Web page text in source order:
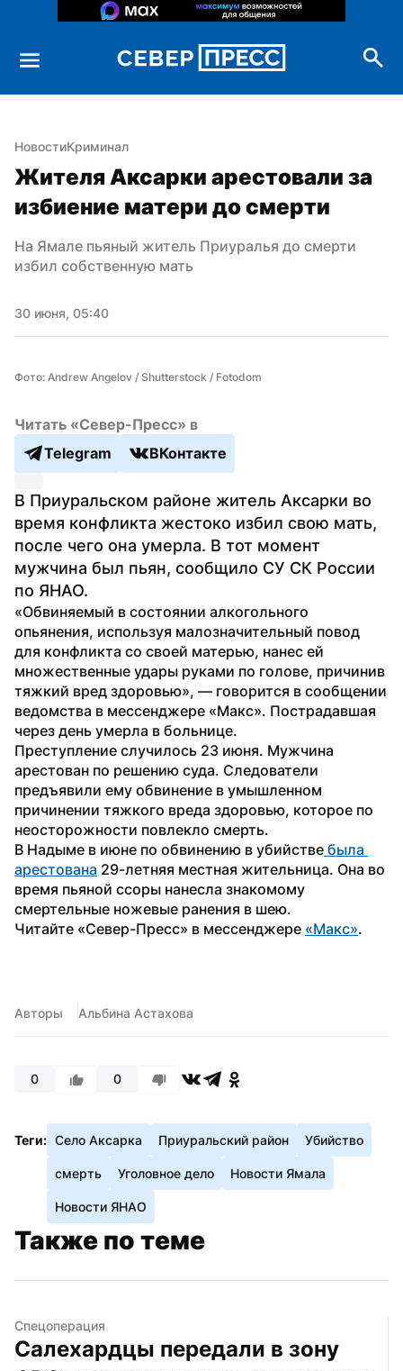
НовостиКриминал
Жителя Аксарки арестовали за
избиение матери до смерти
На Ямале пьяный житель Приуралья до смерти
избил собственную мать
30 июня, 05:40
Фото: Andrew Angelov / Shutterstock / Fotodom
Читать «Север-Пресс» в
Telegram
ВКонтакте
В Приуральском районе житель Аксарки во
время конфликта жестоко избил свою мать,
после чего она умерла. В тот момент
мужчина был пьян, сообщило СУ СК России
по ЯНАО.
«Обвиняемый в состоянии алкогольного
опьянения, используя малозначительный повод
для конфликта со своей матерью, нанес ей
множественные удары руками по голове, причинив
тяжкий вред здоровью», — говорится в сообщении
ведомства в мессенджере «Макс». Пострадавшая
через день умерла в больнице.
Преступление случилось 23 июня. Мужчина
арестован по решению суда. Следователи
предъявили ему обвинение в умышленном
причинении тяжкого вреда здоровью, которое по
неосторожности повлекло смерть.
В Надыме в июне по обвинению в убийстве была
арестована 29-летняя местная жительница. Она во
время пьяной ссоры нанесла знакомому
смертельные ножевые ранения в шею.
Читайте «Север-Пресс» в мессенджере «Макс».
Авторы Альбина Астахова
0 0
Теги: Село Аксарка Приуральский район Убийство
смерть Уголовное дело Новости Ямала
Новости ЯНАО
Также по теме
Спецоперация
Салехардцы передали в зону